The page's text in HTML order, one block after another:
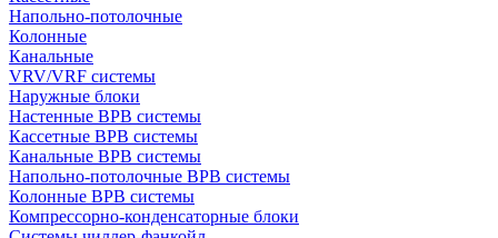
Напольно-потолочные
Колонные
Канальные
VRV/VRF системы
Наружные блоки
Настенные ВРВ системы
Кассетные ВРВ системы
Канальные ВРВ системы
Напольно-потолочные ВРВ системы
Колонные ВРВ системы
Компрессорно-конденсаторные блоки